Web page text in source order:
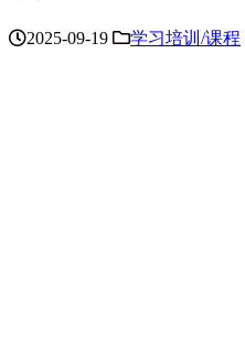
2025-09-19 学习培训/课程